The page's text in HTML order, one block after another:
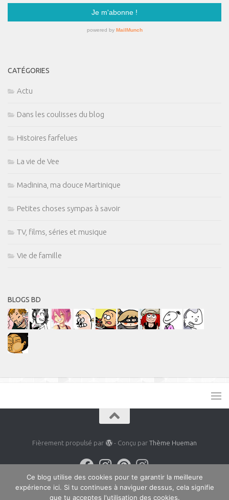
CATÉGORIES
Actu
Dans les coulisses du blog
Histoires farfelues
La vie de Vee
Madinina, ma douce Martinique
Petites choses sympas à savoir
TV, films, séries et musique
Vie de famille
BLOGS BD
Fièrement propulsé par - Conçu par Thème Hueman
Ce blog utilise des cookies pour te garantir la meilleure
expérience ici. Si tu continues à naviguer dessus, cela signifie
que tu acceptes l'utilisation des cookies.